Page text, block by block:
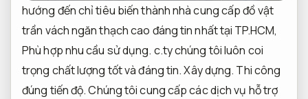
hướng đến chỉ tiêu biến thành nhà cung cấp đồ vật
trần vách ngăn thạch cao đáng tin nhất tại TP.HCM,
Phù hợp nhu cầu sử dụng. c.ty chúng tôi luôn coi
trọng chất lượng tốt và đáng tin.Xây dựng. Thi công
đúng tiến độ.Chúng tôi cung cấp các dịch vụ hỗ trợ